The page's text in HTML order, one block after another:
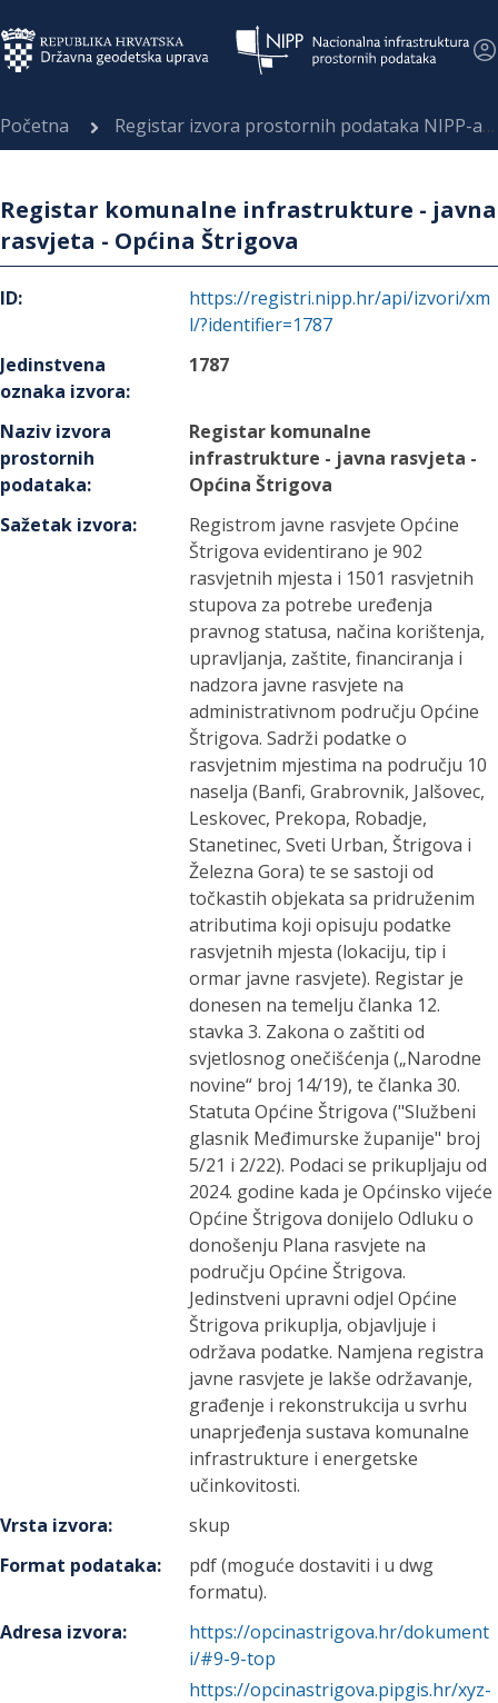
Početna Registar izvora prostornih podataka NIPP-a
Registar komunalne infrastrukture - javna
rasvjeta - Općina Štrigova
ID:
https://registri.nipp.hr/api/izvori/xm
l/?identifier=1787
Jedinstvena
oznaka izvora:
1787
Naziv izvora
prostornih
podataka:
Registar komunalne
infrastrukture - javna rasvjeta -
Općina Štrigova
Sažetak izvora:
Registrom javne rasvjete Općine
Štrigova evidentirano je 902
rasvjetnih mjesta i 1501 rasvjetnih
stupova za potrebe uređenja
pravnog statusa, načina korištenja,
upravljanja, zaštite, financiranja i
nadzora javne rasvjete na
administrativnom području Općine
Štrigova. Sadrži podatke o
rasvjetnim mjestima na području 10
naselja (Banfi, Grabrovnik, Jalšovec,
Leskovec, Prekopa, Robadje,
Stanetinec, Sveti Urban, Štrigova i
Železna Gora) te se sastoji od
točkastih objekata sa pridruženim
atributima koji opisuju podatke
rasvjetnih mjesta (lokaciju, tip i
ormar javne rasvjete). Registar je
donesen na temelju članka 12.
stavka 3. Zakona o zaštiti od
svjetlosnog onečišćenja („Narodne
novine“ broj 14/19), te članka 30.
Statuta Općine Štrigova ("Službeni
glasnik Međimurske županije" broj
5/21 i 2/22). Podaci se prikupljaju od
2024. godine kada je Općinsko vijeće
Općine Štrigova donijelo Odluku o
donošenju Plana rasvjete na
području Općine Štrigova.
Jedinstveni upravni odjel Općine
Štrigova prikuplja, objavljuje i
održava podatke. Namjena registra
javne rasvjete je lakše održavanje,
građenje i rekonstrukcija u svrhu
unaprjeđenja sustava komunalne
infrastrukture i energetske
učinkovitosti.
Vrsta izvora:
skup
Format podataka:
pdf (moguće dostaviti i u dwg
formatu).
Adresa izvora:
https://opcinastrigova.hr/dokument
i/#9-9-top
https://opcinastrigova.pipgis.hr/xyz-